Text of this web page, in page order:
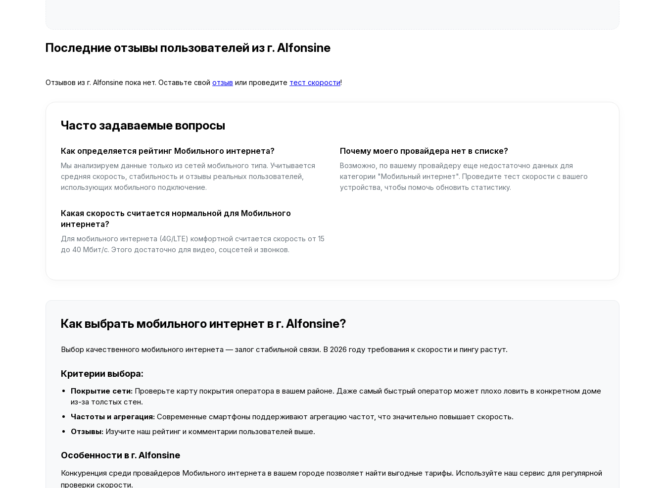
Последние отзывы пользователей из г. Alfonsine
Отзывов из г. Alfonsine пока нет. Оставьте свой отзыв или проведите тест скорости!
Часто задаваемые вопросы
Как определяется рейтинг Мобильного интернета?
Мы анализируем данные только из сетей мобильного типа. Учитывается
средняя скорость, стабильность и отзывы реальных пользователей,
использующих мобильного подключение.
Почему моего провайдера нет в списке?
Возможно, по вашему провайдеру еще недостаточно данных для
категории "Мобильный интернет". Проведите тест скорости с вашего
устройства, чтобы помочь обновить статистику.
Какая скорость считается нормальной для Мобильного
интернета?
Для мобильного интернета (4G/LTE) комфортной считается скорость от 15
до 40 Мбит/с. Этого достаточно для видео, соцсетей и звонков.
Как выбрать мобильного интернет в г. Alfonsine?
Выбор качественного мобильного интернета — залог стабильной связи. В 2026 году требования к скорости и пингу растут.
Критерии выбора:
Покрытие сети: Проверьте карту покрытия оператора в вашем районе. Даже самый быстрый оператор может плохо ловить в конкретном доме
из-за толстых стен.
Частоты и агрегация: Современные смартфоны поддерживают агрегацию частот, что значительно повышает скорость.
Отзывы: Изучите наш рейтинг и комментарии пользователей выше.
Особенности в г. Alfonsine
Конкуренция среди провайдеров Мобильного интернета в вашем городе позволяет найти выгодные тарифы. Используйте наш сервис для регулярной
проверки скорости.